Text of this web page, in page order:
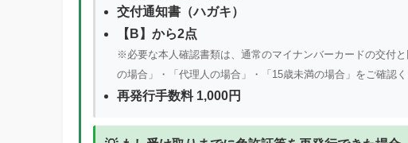
交付通知書（ハガキ）
【B】から2点
※必要な本人確認書類は、通常のマイナンバーカードの交付
の場合」・「代理人の場合」・「15歳未満の場合」をご確認
再発行手数料 1,000円